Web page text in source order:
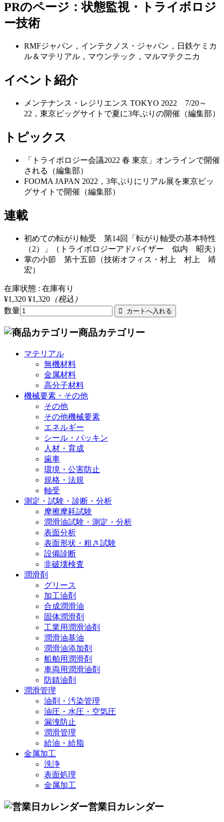
PRのページ：状態監視・トライボロジ
ー技術
RMFジャパン，インテクノス・ジャパン，日鉄ケミカ
ル＆マテリアル，マウンテック，マルマテクニカ
イベント紹介
メンテナンス・レジリエンス TOKYO 2022 7/20～
22，東京ビッグサイトで夏に3年ぶりの開催（編集部）
トピックス
「トライボロジー会議2022 春 東京」オンラインで開催
される（編集部）
FOOMA JAPAN 2022，3年ぶりにリアル展を東京ビッ
グサイトで開催（編集部）
連載
初めての転がり軸受 第14回「転がり軸受の基本特性
（2）」（トライボロジーアドバイザー 似内 昭夫）
掌の小節 第十五節（技術オフィス・村上 村上 靖
宏）
在庫状態 : 在庫有り
¥1,320 ¥1,320 （税込）
数量
商品カテゴリー
マテリアル
無機材料
金属材料
高分子材料
機械要素・その他
その他
その他機械要素
エネルギー
シール・パッキン
人材・育成
歯車
環境・公害防止
規格・法規
軸受
測定・試験・診断・分析
摩擦摩耗試験
潤滑油試験・測定・分析
表面分析
表面形状・粗さ試験
設備診断
非破壊検査
潤滑剤
グリース
加工油剤
合成潤滑油
固体潤滑剤
工業用潤滑油剤
潤滑油基油
潤滑油添加剤
船舶用潤滑剤
車両用潤滑油剤
防錆油剤
潤滑管理
油剤・汚染管理
油圧・水圧・空気圧
漏洩防止
潤滑管理
給油・給脂
金属加工
洗浄
表面処理
金属加工
営業日カレンダー